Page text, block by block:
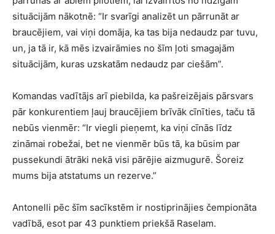
situācijām nākotnē: “Ir svarīgi analizēt un pārrunāt ar
braucējiem, vai viņi domāja, ka tas bija nedaudz par tuvu,
un, ja tā ir, kā mēs izvairāmies no šīm ļoti smagajām
situācijām, kuras uzskatām nedaudz par ciešām”.
Komandas vadītājs arī piebilda, ka pašreizējais pārsvars
pār konkurentiem ļauj braucējiem brīvāk cīnīties, taču tā
nebūs vienmēr: “Ir viegli pieņemt, ka viņi cīnās līdz
zināmai robežai, bet ne vienmēr būs tā, ka būsim par
pussekundi ātrāki nekā visi pārējie aizmugurē. Šoreiz
mums bija atstatums un rezerve.”
Antonelli pēc šīm sacīkstēm ir nostiprinājies čempionāta
vadībā, esot par 43 punktiem priekšā Raselam.